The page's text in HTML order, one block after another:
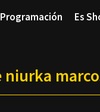
Programación Es
niurka